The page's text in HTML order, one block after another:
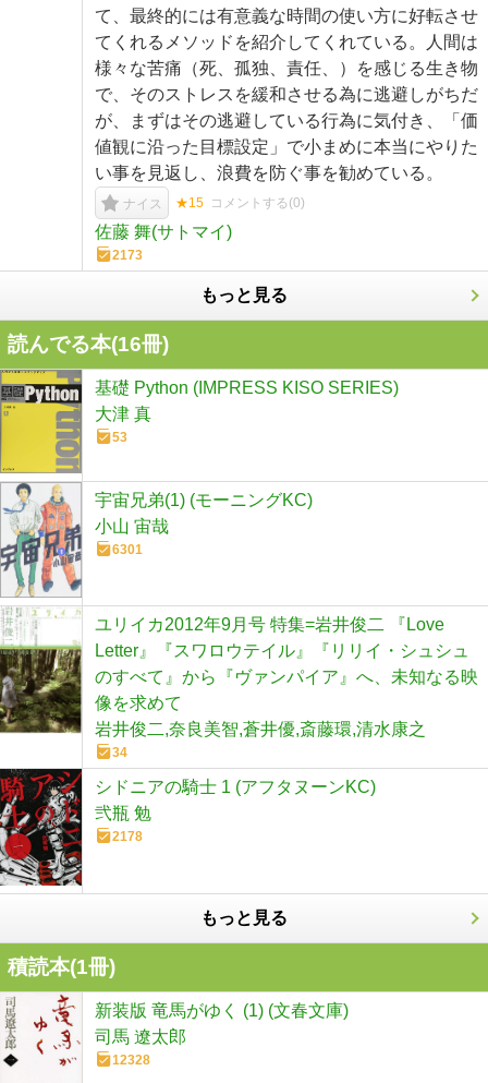
て、最終的には有意義な時間の使い方に好転させ
てくれるメソッドを紹介してくれている。人間は
様々な苦痛（死、孤独、責任、）を感じる生き物
で、そのストレスを緩和させる為に逃避しがちだ
が、まずはその逃避している行為に気付き、「価
値観に沿った目標設定」で小まめに本当にやりた
い事を見返し、浪費を防ぐ事を勧めている。
ナイス ★15 コメントする(0)
佐藤 舞(サトマイ)
2173
もっと見る
読んでる本(16冊)
基礎 Python (IMPRESS KISO SERIES)
大津 真
53
宇宙兄弟(1) (モーニングKC)
小山 宙哉
6301
ユリイカ2012年9月号 特集=岩井俊二 『Love
Letter』『スワロウテイル』『リリイ・シュシュ
のすべて』から『ヴァンパイア』へ、未知なる映
像を求めて
岩井俊二,奈良美智,蒼井優,斎藤環,清水康之
34
シドニアの騎士 1 (アフタヌーンKC)
弐瓶 勉
2178
もっと見る
積読本(1冊)
新装版 竜馬がゆく (1) (文春文庫)
司馬 遼太郎
12328